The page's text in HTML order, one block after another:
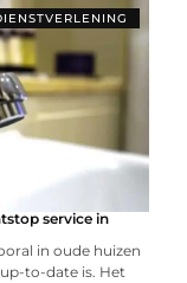
service in
in oude huizen
to-date is. Het